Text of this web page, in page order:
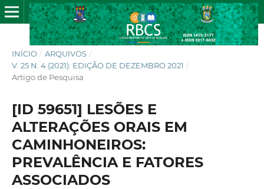
INÍCIO / ARQUIVOS /
V. 25 N. 4 (2021): EDIÇÃO DE DEZEMBRO 2021 /
Artigo de Pesquisa
[ID 59651] LESÕES E
ALTERAÇÕES ORAIS EM
CAMINHONEIROS:
PREVALÊNCIA E FATORES
ASSOCIADOS